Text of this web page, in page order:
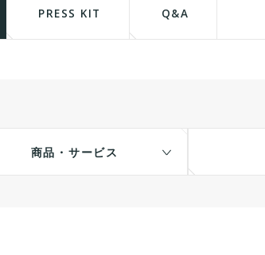
PRESS KIT Q&A
商品・サービス